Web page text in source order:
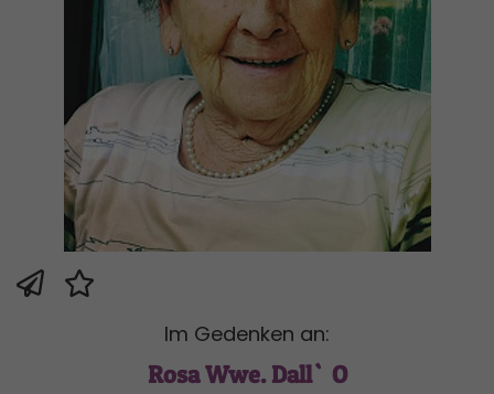
Im Gedenken an:
Rosa Wwe. Dall`O